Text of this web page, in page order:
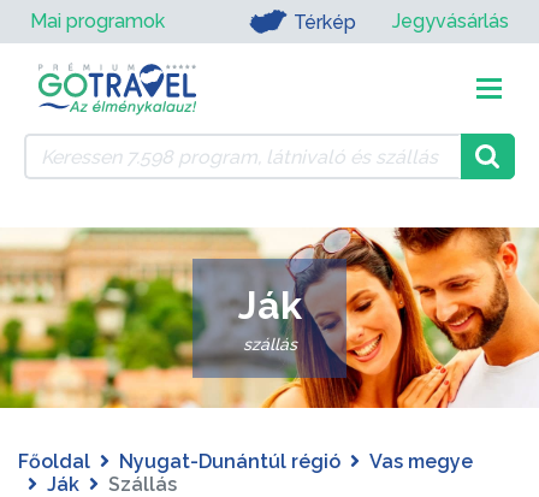
Mai programok Térkép Jegyvásárlás
Ják
szállás
Főoldal Nyugat-Dunántúl régió
Vas megye
Ják
Szállás